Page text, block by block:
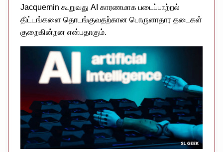
Jacquemin கூறுவது AI காரணமாக படைப்பாற்றல்
திட்டங்களை தொடங்குவதற்கான பொருளாதார தடைகள்
குறைகின்றன என்பதாகும்.